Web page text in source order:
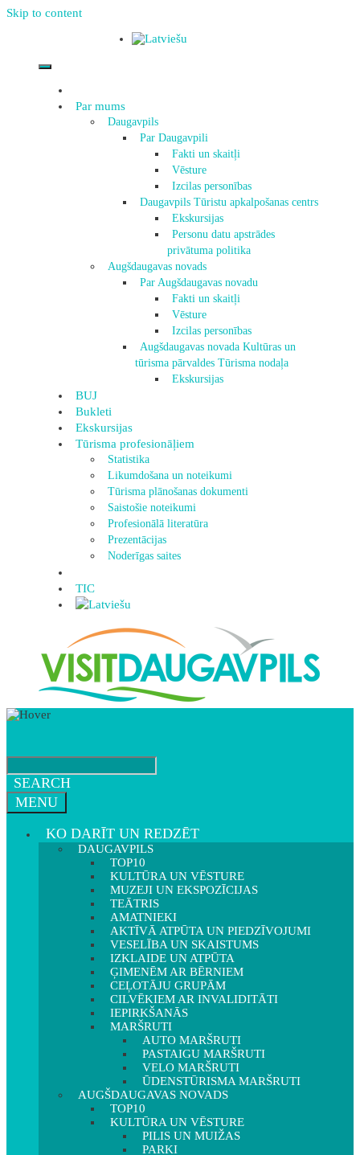
Skip to content
Par mums
Daugavpils
Par Daugavpili
Fakti un skaitļi
Vēsture
Izcilas personības
Daugavpils Tūristu apkalpošanas centrs
Ekskursijas
Personu datu apstrādes
privātuma politika
Augšdaugavas novads
Par Augšdaugavas novadu
Fakti un skaitļi
Vēsture
Izcilas personības
Augšdaugavas novada Kultūras un
tūrisma pārvaldes Tūrisma nodaļa
Ekskursijas
BUJ
Bukleti
Ekskursijas
Tūrisma profesionāļiem
Statistika
Likumdošana un noteikumi
Tūrisma plānošanas dokumenti
Saistošie noteikumi
Profesionālā literatūra
Prezentācijas
Noderīgas saites
TIC
SEARCH
MENU
KO DARĪT UN REDZĒT
DAUGAVPILS
TOP10
KULTŪRA UN VĒSTURE
MUZEJI UN EKSPOZĪCIJAS
TEĀTRIS
AMATNIEKI
AKTĪVĀ ATPŪTA UN PIEDZĪVOJUMI
VESELĪBA UN SKAISTUMS
IZKLAIDE UN ATPŪTA
ĢIMENĒM AR BĒRNIEM
CEĻOTĀJU GRUPĀM
CILVĒKIEM AR INVALIDITĀTI
IEPIRKŠANĀS
MARŠRUTI
AUTO MARŠRUTI
PASTAIGU MARŠRUTI
VELO MARŠRUTI
ŪDENSTŪRISMA MARŠRUTI
AUGŠDAUGAVAS NOVADS
TOP10
KULTŪRA UN VĒSTURE
PILIS UN MUIŽAS
PARKI